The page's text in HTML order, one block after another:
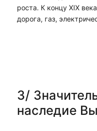
роста. К концу XIX
дорога, газ,
3/
наследие